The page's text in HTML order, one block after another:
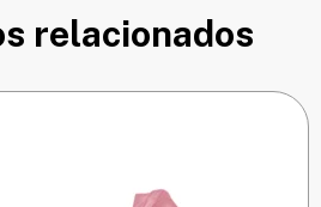
relacionados